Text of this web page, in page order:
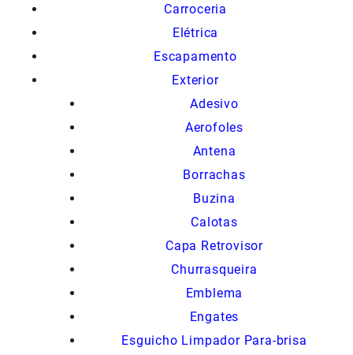
Carroceria
Elétrica
Escapamento
Exterior
Adesivo
Aerofoles
Antena
Borrachas
Buzina
Calotas
Capa Retrovisor
Churrasqueira
Emblema
Engates
Esguicho Limpador Para-brisa